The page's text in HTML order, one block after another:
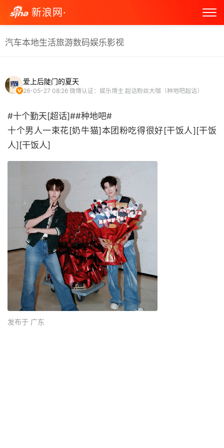
新浪网·
汽车本地生活旅游数码娱乐影视
爱上后陡门的夏天
26-05-27 08:26 微博认证：娱乐博主 超话粉丝大咖（种地吧超话）
#十个勤天[超话]##种地吧#
十个男人一束花[奶牛猫]本团粉吃得很好[干饭人][干饭
人][干饭人] ​
发布于 广东